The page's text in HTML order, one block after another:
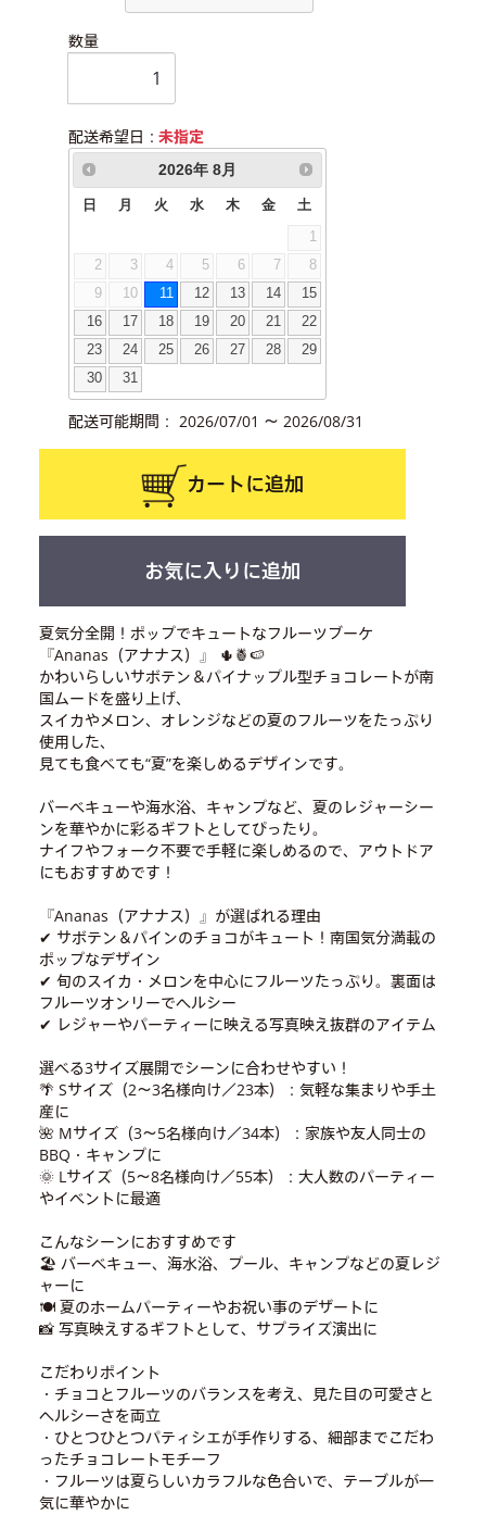
数量
配送希望日：未指定
2026年 8月
日 月 火 水 木 金 土
1
2
3 4 5 6 7
8
9
10 11 12 13 14
15
16
17 18 19 20 21
22
23
24 25 26 27 28
29
30
31
配送可能期間： 2026/07/01 ～ 2026/08/31
カートに追加
お気に入りに追加
夏気分全開！ポップでキュートなフルーツブーケ
『Ananas（アナナス）』 🌵🍍🍉
かわいらしいサボテン＆パイナップル型チョコレートが南
国ムードを盛り上げ、
スイカやメロン、オレンジなどの夏のフルーツをたっぷり
使用した、
見ても食べても“夏”を楽しめるデザインです。
バーベキューや海水浴、キャンプなど、夏のレジャーシー
ンを華やかに彩るギフトとしてぴったり。
ナイフやフォーク不要で手軽に楽しめるので、アウトドア
にもおすすめです！
『Ananas（アナナス）』が選ばれる理由
✔ サボテン＆パインのチョコがキュート！南国気分満載の
ポップなデザイン
✔ 旬のスイカ・メロンを中心にフルーツたっぷり。裏面は
フルーツオンリーでヘルシー
✔ レジャーやパーティーに映える写真映え抜群のアイテム
選べる3サイズ展開でシーンに合わせやすい！
🌴 Sサイズ（2～3名様向け／23本）：気軽な集まりや手土
産に
🌺 Mサイズ（3～5名様向け／34本）：家族や友人同士の
BBQ・キャンプに
🌞 Lサイズ（5～8名様向け／55本）：大人数のパーティー
やイベントに最適
こんなシーンにおすすめです
🏖️ バーベキュー、海水浴、プール、キャンプなどの夏レジ
ャーに
🍽️ 夏のホームパーティーやお祝い事のデザートに
📸 写真映えするギフトとして、サプライズ演出に
こだわりポイント
・チョコとフルーツのバランスを考え、見た目の可愛さと
ヘルシーさを両立
・ひとつひとつパティシエが手作りする、細部までこだわ
ったチョコレートモチーフ
・フルーツは夏らしいカラフルな色合いで、テーブルが一
気に華やかに